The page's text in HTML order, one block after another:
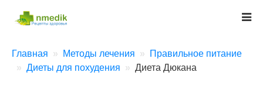
Главная Методы лечения
Правильное питание
Диеты для похудения
Диета Дюкана